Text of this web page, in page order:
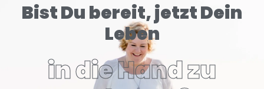
Bist Du bereit, jetzt Dein
Leben
in die Hand zu